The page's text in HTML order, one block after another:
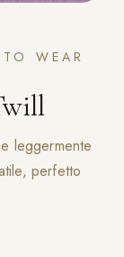
WEAR
leggermente
perfetto